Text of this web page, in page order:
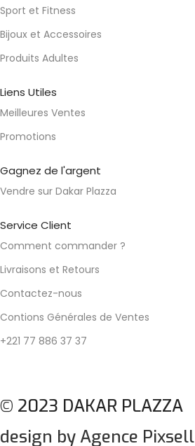
Sport et Fitness
Bijoux et Accessoires
Produits Adultes
Liens Utiles
Meilleures Ventes
Promotions
Gagnez de l'argent
Vendre sur Dakar Plazza
Service Client
Comment commander ?
Livraisons et Retours
Contactez-nous
Contions Générales de Ventes
+221 77 886 37 37
© 2023 DAKAR PLAZZA
design by Agence Pixsell